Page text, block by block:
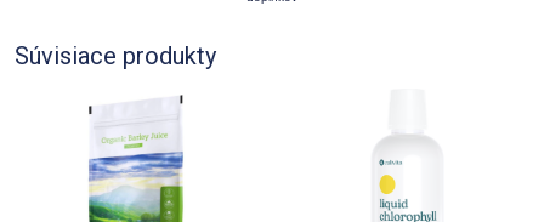
Súvisiace produkty